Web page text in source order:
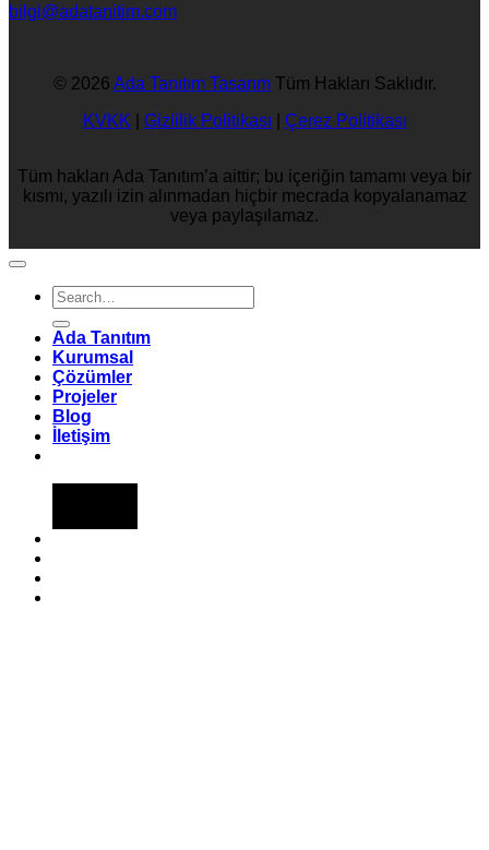
bilgi@adatanitim.com
© 2026 Ada Tanıtım TasarımTüm Hakları Saklıdır.
KVKK
Gizlilik Politikası Çerez Politikası
Tüm hakları Ada Tanıtım’a aittir; bu içeriğin tamamı veya bir
kısmı, yazılı izin alınmadan hiçbir mecrada kopyalanamaz
veya paylaşılamaz.
Ada Tanıtım
Kurumsal
Çözümler
Projeler
Blog
İletişim